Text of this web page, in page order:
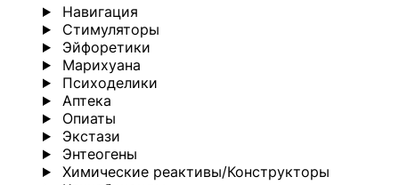
Навигация
Стимуляторы
Эйфоретики
Марихуана
Психоделики
Аптека
Опиаты
Экстази
Энтеогены
Химические реактивы/Конструкторы